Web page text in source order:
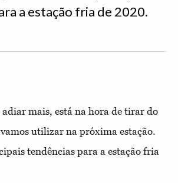
a estação fria de 2020.
adiar mais, está na hora de tirar do
utilizar na próxima estação.
tendências para a estação fria